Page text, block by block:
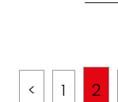
< 1 2